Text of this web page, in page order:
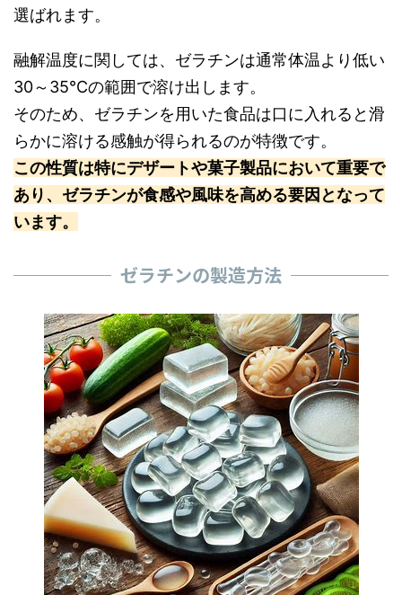
選ばれます。
融解温度に関しては、ゼラチンは通常体温より低い
30～35°Cの範囲で溶け出します。
そのため、ゼラチンを用いた食品は口に入れると滑
らかに溶ける感触が得られるのが特徴です。
この性質は特にデザートや菓子製品において重要で
あり、ゼラチンが食感や風味を高める要因となって
います。
ゼラチンの製造方法